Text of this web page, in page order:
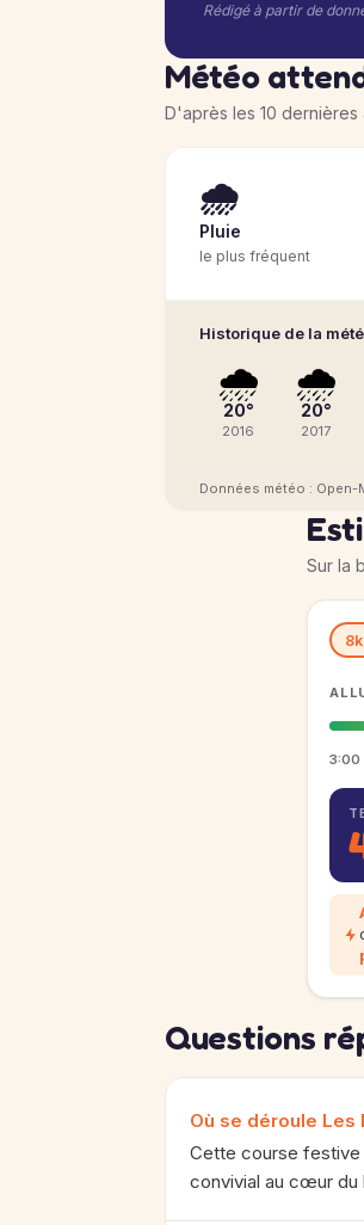
Rédigé à partir de
Météo
D'après les 10 dernières
🌧️
Pluie
le plus fréquent
Historique de la
🌧️
20°
2016
🌧️
20°
2017
Données météo : Open-
Sur la
3:00
Questions
Où se déroule Les
Cette course festive
convivial au cœur du